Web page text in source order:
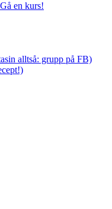
en kurs!
alltså: grupp på FB)